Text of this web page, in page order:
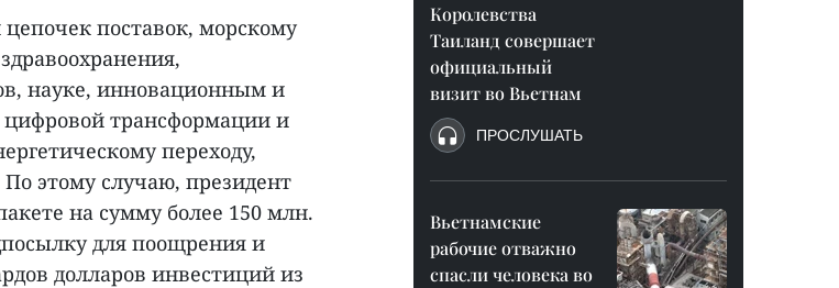
поставок, морскому
науке, инновационным и
трансформации и
переходу,
этому случаю, президент
на сумму более 150 млн.
для поощрения и
долларов инвестиций из
Королевства
Таиланд совершает
официальный
визит во Вьетнам
ПРОСЛУШАТЬ
Вьетнамские
рабочие отважно
спасли человека во